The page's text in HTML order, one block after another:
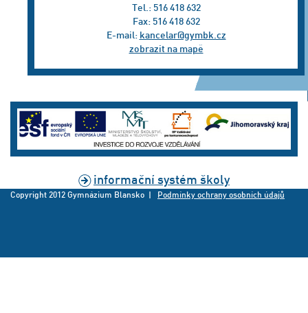
Tel.: 516 418 632
Fax: 516 418 632
E-mail: kancelar@gymbk.cz
zobrazit na mapě
informační systém školy
Copyright 2012 Gymnázium Blansko | Podmínky ochrany osobních údajů